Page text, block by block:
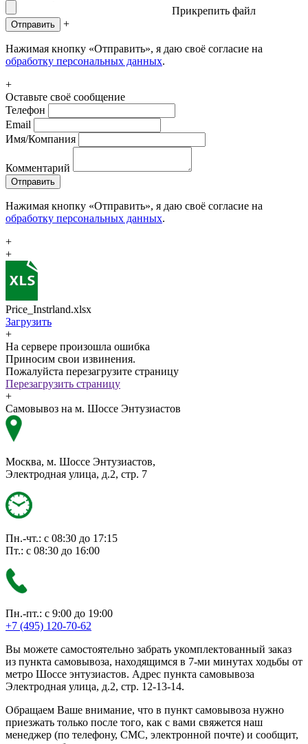
Прикрепить файл
Отправить +
Нажимая кнопку «Отправить», я даю своё согласие на
обработку персональных данных.
+
Оставьте своё сообщение
Телефон
Email
Имя/Компания
Комментарий
Отправить
Нажимая кнопку «Отправить», я даю своё согласие на
обработку персональных данных.
+
+
Price_Instrland.xlsx
Загрузить
+
На сервере произошла ошибка
Приносим свои извинения.
Пожалуйста перезагрузите страницу
Перезагрузить страницу
+
Самовывоз на м. Шоссе Энтузиастов
Москва, м. Шоссе Энтузиастов,
Электродная улица, д.2, стр. 7
Пн.-чт.: с 08:30 до 17:15
Пт.: с 08:30 до 16:00
Пн.-пт.: с 9:00 до 19:00
+7 (495) 120-70-62
Вы можете самостоятельно забрать укомплектованный заказ
из пункта самовывоза, находящимся в 7-ми минутах ходьбы от
метро Шоссе энтузиастов. Адрес пункта самовывоза
Электродная улица, д.2, стр. 12-13-14.
Обращаем Ваше внимание, что в пункт самовывоза нужно
приезжать только после того, как с вами свяжется наш
менеджер (по телефону, СМС, электронной почте) и сообщит,